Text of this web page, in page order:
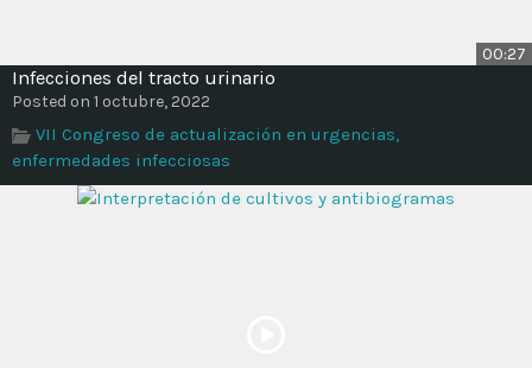
00:27
Infecciones del tracto urinario
Posted on 1 octubre, 2022
VII Congreso de actualización en urgencias,
enfermedades infecciosas